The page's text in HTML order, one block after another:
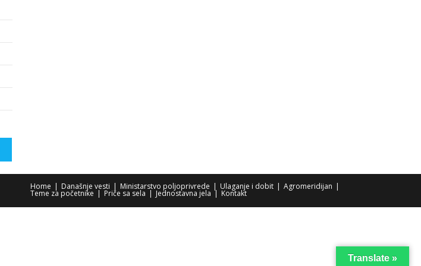
Home Današnje vesti Ministarstvo poljoprivrede Ulaganje i dobit Agromeridijan
Teme za početnike Priče sa sela Jednostavna jela Kontakt
Translate »